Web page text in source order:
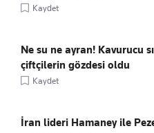
Kaydet
Ne su ne ayran! Kavurucu
çiftçilerin gözdesi oldu
Kaydet
İran lideri Hamaney ile